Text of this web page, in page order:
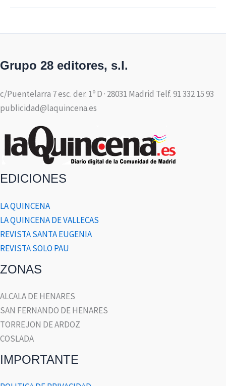
Grupo 28 editores, s.l.
c/Puentelarra 7 esc. der. 1º D · 28031 Madrid Telf. 91 332 15 93
publicidad@laquincena.es
EDICIONES
LA QUINCENA
LA QUINCENA DE VALLECAS
REVISTA SANTA EUGENIA
REVISTA SOLO PAU
ZONAS
ALCALA DE HENARES
SAN FERNANDO DE HENARES
TORREJON DE ARDOZ
COSLADA
IMPORTANTE